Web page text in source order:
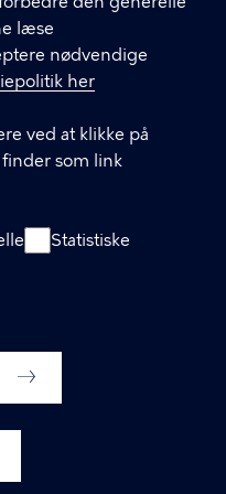
læse
nødvendige
her
ved at klikke på
som link
Statistiske